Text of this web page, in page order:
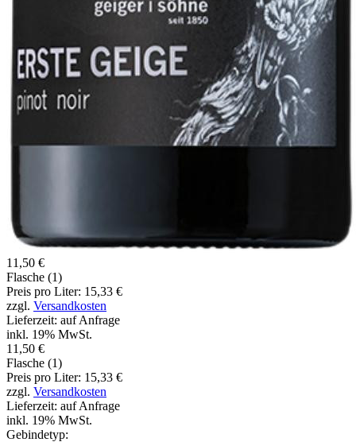
11,50 €
Flasche (1)
Preis pro Liter: 15,33 €
zzgl. Versandkosten
Lieferzeit: auf Anfrage
inkl. 19% MwSt.
11,50 €
Flasche (1)
Preis pro Liter: 15,33 €
zzgl. Versandkosten
Lieferzeit: auf Anfrage
inkl. 19% MwSt.
Gebindetyp: